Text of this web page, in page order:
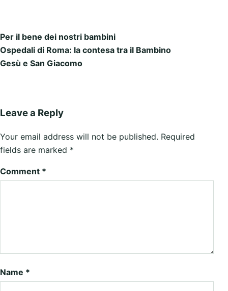
Post navigation
Per il bene dei nostri bambini
Ospedali di Roma: la contesa tra il Bambino
Gesù e San Giacomo
Leave a Reply
Your email address will not be published. Required
fields are marked *
Comment *
Name *